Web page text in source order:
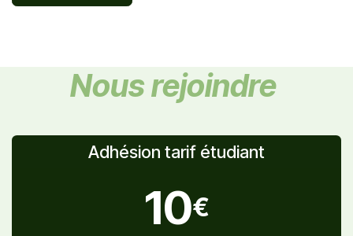
Nous rejoindre
Adhésion tarif étudiant
10€